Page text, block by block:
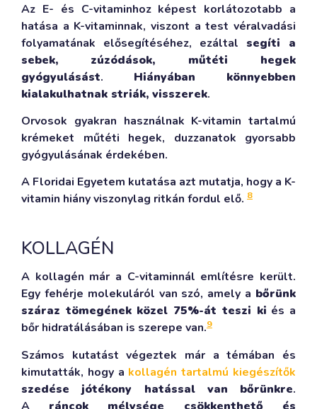
Az E- és C-vitaminhoz képest korlátozotabb a
hatása a K-vitaminnak, viszont a test véralvadási
folyamatának elősegítéséhez, ezáltal segíti a
sebek, zúzódások, műtéti hegek
gyógyulásást. Hiányában könnyebben
kialakulhatnak striák, visszerek.
Orvosok gyakran használnak K-vitamin tartalmú
krémeket műtéti hegek, duzzanatok gyorsabb
gyógyulásának érdekében.
A Floridai Egyetem kutatása azt mutatja, hogy a K-
vitamin hiány viszonylag ritkán fordul elő. 8
KOLLAGÉN
A kollagén már a C-vitaminnál említésre került.
Egy fehérje molekuláról van szó, amely a bőrünk
száraz tömegének közel 75%-át teszi ki és a
bőr hidratálásában is szerepe van.9
Számos kutatást végeztek már a témában és
kimutatták, hogy a kollagén tartalmú kiegészítők
szedése jótékony hatással van bőrünkre.